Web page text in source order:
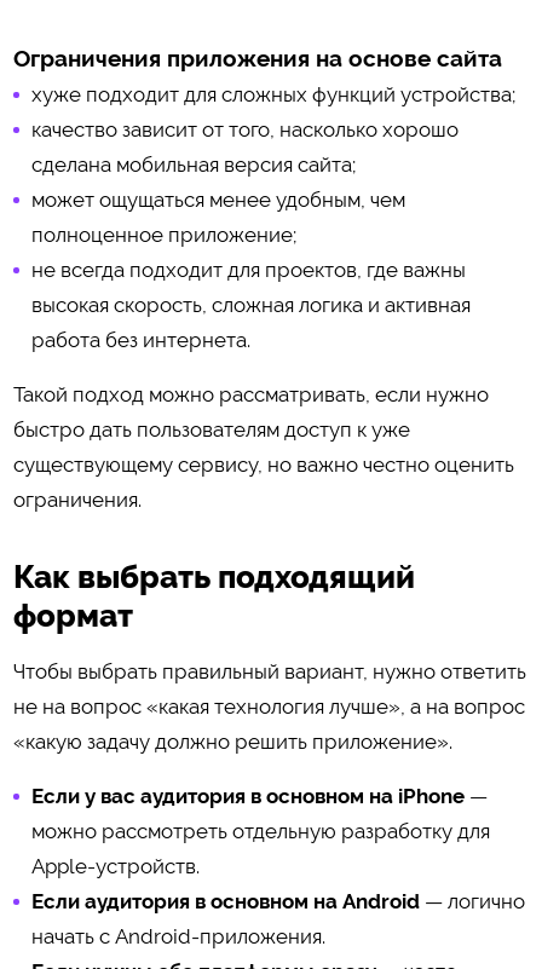
Ограничения приложения на основе сайта
хуже подходит для сложных функций устройства;
качество зависит от того, насколько хорошо
сделана мобильная версия сайта;
может ощущаться менее удобным, чем
полноценное приложение;
не всегда подходит для проектов, где важны
высокая скорость, сложная логика и активная
работа без интернета.
Такой подход можно рассматривать, если нужно
быстро дать пользователям доступ к уже
существующему сервису, но важно честно оценить
ограничения.
Как выбрать подходящий
формат
Чтобы выбрать правильный вариант, нужно ответить
не на вопрос «какая технология лучше», а на вопрос
«какую задачу должно решить приложение».
Если у вас аудитория в основном на iPhone—
можно рассмотреть отдельную разработку для
Apple-устройств.
Если аудитория в основном на Android— логично
начать с Android-приложения.